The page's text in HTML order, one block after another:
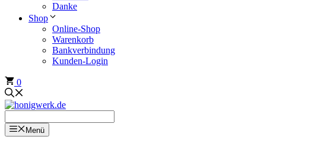
Danke
Shop
Online-Shop
Warenkorb
Bankverbindung
Kunden-Login
0
Menü